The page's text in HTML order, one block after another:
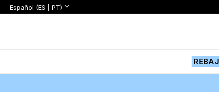
Lenguaje
Lenguaje:
Español (ES | PT)